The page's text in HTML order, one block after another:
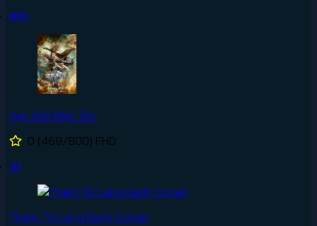
#10
Vạn Giới Độc Tôn
0 (469/800) FHD
#1
Thám Tử Lừng Danh Conan